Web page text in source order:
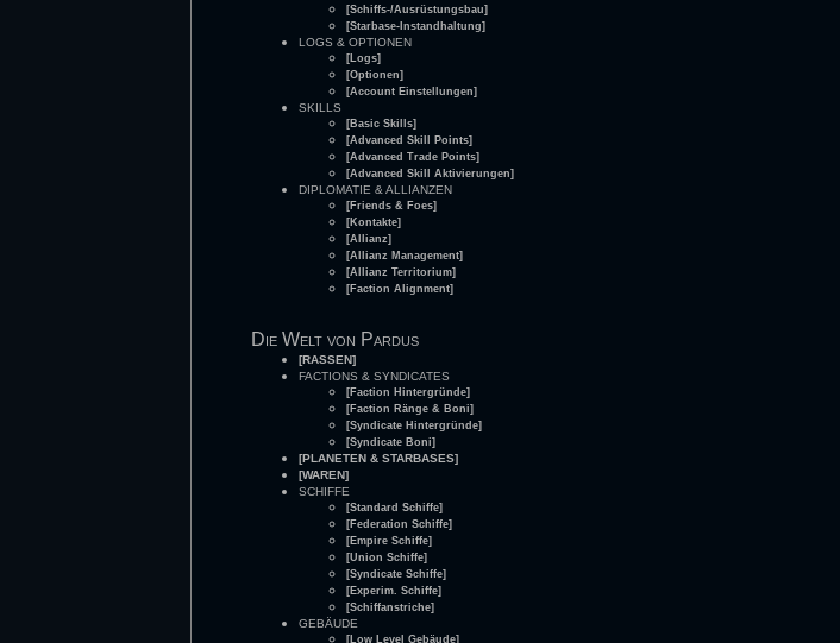
[Schiffs-/Ausrüstungsbau]
[Starbase-Instandhaltung]
LOGS & OPTIONEN
[Logs]
[Optionen]
[Account Einstellungen]
SKILLS
[Basic Skills]
[Advanced Skill Points]
[Advanced Trade Points]
[Advanced Skill Aktivierungen]
DIPLOMATIE & ALLIANZEN
[Friends & Foes]
[Kontakte]
[Allianz]
[Allianz Management]
[Allianz Territorium]
[Faction Alignment]
Die Welt von Pardus
[RASSEN]
FACTIONS & SYNDICATES
[Faction Hintergründe]
[Faction Ränge & Boni]
[Syndicate Hintergründe]
[Syndicate Boni]
[PLANETEN & STARBASES]
[WAREN]
SCHIFFE
[Standard Schiffe]
[Federation Schiffe]
[Empire Schiffe]
[Union Schiffe]
[Syndicate Schiffe]
[Experim. Schiffe]
[Schiffanstriche]
GEBÄUDE
[Low Level Gebäude]